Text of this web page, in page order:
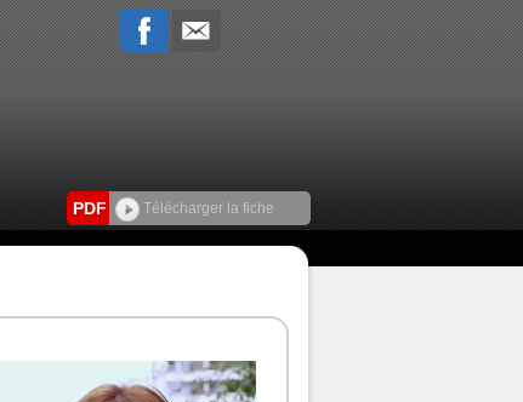
PDF Télécharger la fiche